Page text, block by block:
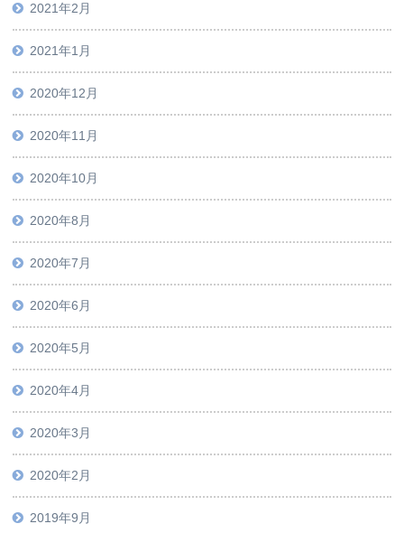
2021年2月
2021年1月
2020年12月
2020年11月
2020年10月
2020年8月
2020年7月
2020年6月
2020年5月
2020年4月
2020年3月
2020年2月
2019年9月